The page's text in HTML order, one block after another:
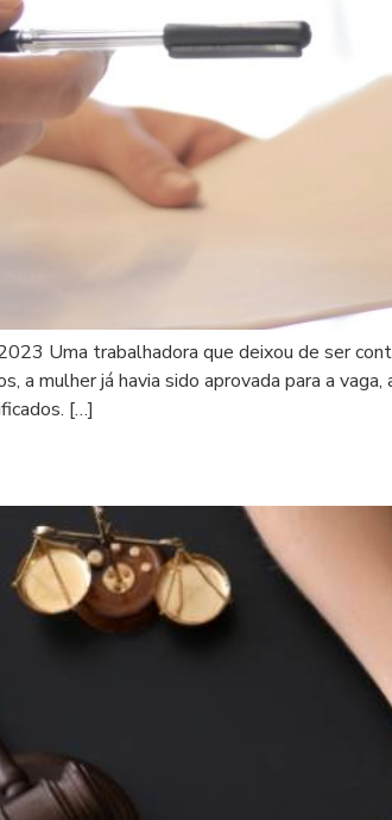
Uma trabalhadora que deixou de ser
a mulher já havia sido aprovada para a
[…]